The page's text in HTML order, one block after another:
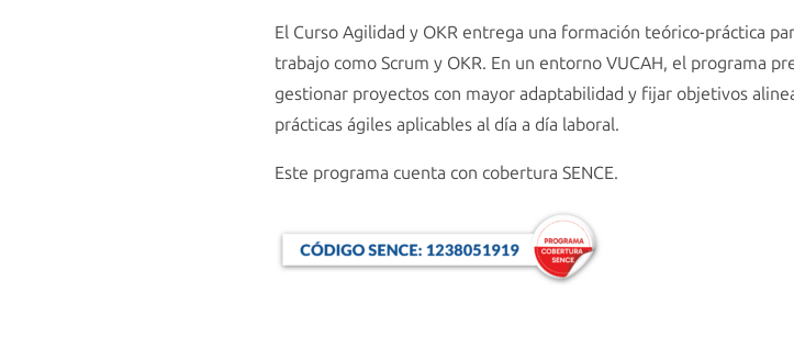
El Curso Agilidad y OKR entrega una formación teórico-práctica
trabajo como Scrum y OKR. En un entorno VUCAH, el programa
gestionar proyectos con mayor adaptabilidad y fijar objetivos
prácticas ágiles aplicables al día a día laboral.
Este programa cuenta con cobertura SENCE.